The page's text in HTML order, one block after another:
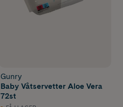
Gunry
Baby Våtservetter Aloe Vera
72st